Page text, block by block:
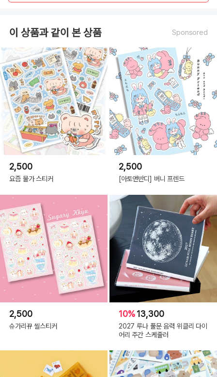
이 상품과 같이 본 상품 Sponsored
2,500
요즘 물가 스티커
2,500
[아토앤반디] 버니 프렌드
2,500
슈가리뀨 씰스티커
10%13,300
2027 루나 풀문 음력 위클리 다이
어리 주간 스케줄러